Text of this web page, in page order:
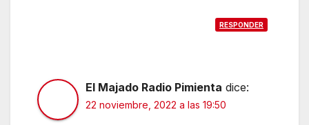
RESPONDER
El Majado Radio Pimienta dice:
22 noviembre, 2022 a las 19:50